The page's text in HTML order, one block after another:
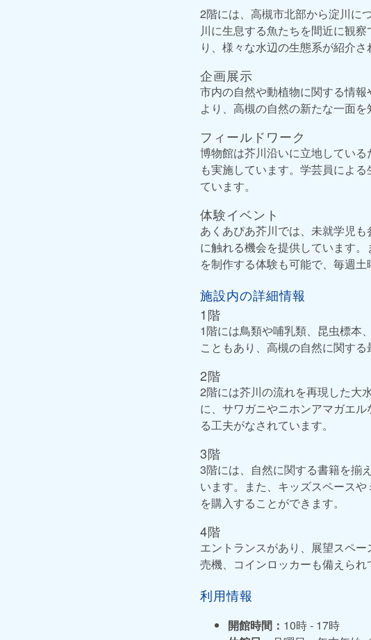
2階には、高槻市北部から淀川に
川に生息する魚たちを間近に観
り、様々な水辺の生態系が紹介さ
企画展示
市内の自然や動植物に関する情報
より、高槻の自然の新たな一面
フィールドワーク
博物館は芥川沿いに立地してい
も実施しています。学芸員によ
ています。
体験イベント
あくあぴあ芥川では、未就学児
に触れる機会を提供しています
を制作する体験も可能で、毎週土
施設内の詳細情報
1階
1階には鳥類や哺乳類、昆虫標本
こともあり、高槻の自然に関する
2階
2階には芥川の流れを再現した大
に、サワガニやニホンアマガエ
る工夫がなされています。
3階
3階には、自然に関する書籍を揃
います。また、キッズスペース
を購入することができます。
4階
エントランスがあり、展望スペ
売機、コインロッカーも備えられ
利用情報
開館時間： 10時 - 17時